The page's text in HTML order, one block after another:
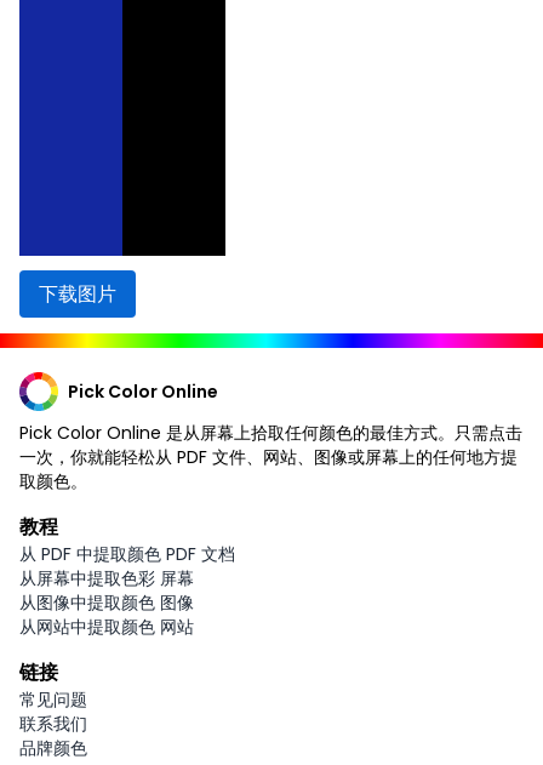
下载图片
Pick Color Online
Pick Color Online 是从屏幕上拾取任何颜色的最佳方式。只需点击
一次，你就能轻松从 PDF 文件、网站、图像或屏幕上的任何地方提
取颜色。
教程
从 PDF 中提取颜色 PDF 文档
从屏幕中提取色彩 屏幕
从图像中提取颜色 图像
从网站中提取颜色 网站
链接
常见问题
联系我们
品牌颜色